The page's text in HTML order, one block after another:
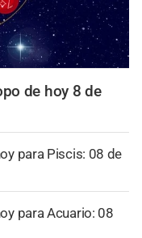
de hoy 8 de
para Piscis: 08 de
para Acuario: 08